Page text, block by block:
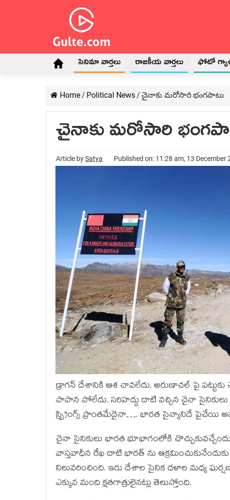
సినిమా వార్తలు రాజకీయ వార్తలు ఫోటో
Home/ Political News/ చైనాకు మరోసారి భంగపాటు
చైనాకు మరోసారి
Article bySatya Published on: 11:28 am, 13 December
డ్రాగన్ దేశానికి ఆశ చావలేదు. అరుణాచల్ పై పట్టుకు
పాపాన పోలేదు. సరిహద్దు దాటి వచ్చిన చైనా
స్ప్రింగ్స్ ప్రాంతమేదైనా…. భారత సైన్యానిదే పైచేయి
చైనా సైనికులు భారత భూభాగంలోకి
వాస్తవాధీన రేఖ దాటి భారత్ ను
నిలువరించింది. ఇరు దేశాల సైనిక దళాల మధ్య
ఎక్కువ మంది క్షతగాత్రులైనట్లు తెలుస్తోంది.